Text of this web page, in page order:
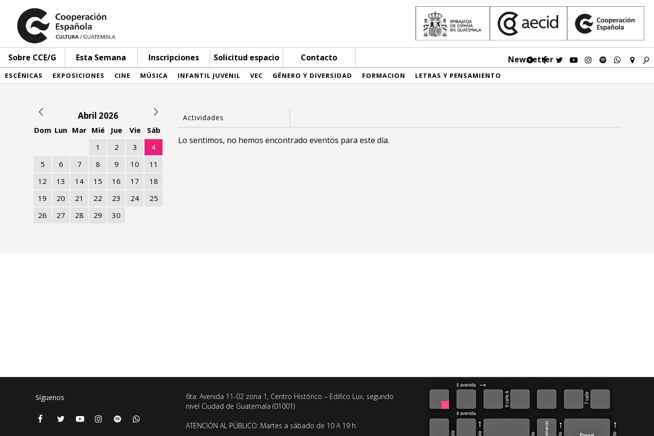
Sobre CCE/G Esta Semana Inscripciones Solicitud espacio Contacto Newsletter
ESCÉNICAS EXPOSICIONES CINE MÚSICA INFANTIL JUVENIL VEC GÉNERO Y DIVERSIDAD FORMACION LETRAS Y PENSAMIENTO
Abril 2026
Dom Lun Mar Mié Jue Vie
Sáb
1
2 3
4
5
6 7 8 9 10
11
12
13 14 15 16 17
18
19
20 21 22 23 24
25
26
27 28 29 30
Lo sentimos, no hemos encontrado eventos para este día.
Síguenos
6ta. Avenida 11-02 zona 1, Centro Histórico – Edifico Lux, segundo
nivel Ciudad de Guatemala (01001)
ATENCIÓN AL PÚBLICO: Martes a sábado de 10 A 19 h